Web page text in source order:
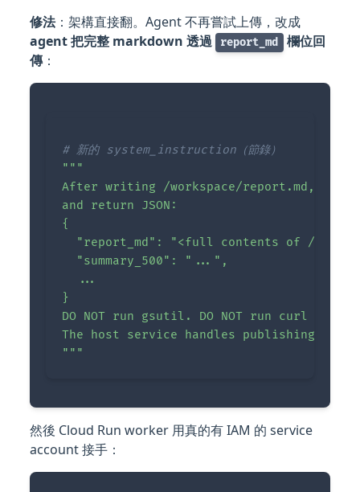
修法：架構直接翻。Agent 不再嘗試上傳，改成
agent 把完整 markdown 透過
report_md 欄位回
傳：
"""
After writing /workspace/report.md, use
and return JSON:
{
"report_md": "<full contents of /
  "summary_500": "...",
  ...
}
DO NOT run gsutil. DO NOT run curl on
The host service handles publishing.
"""
然後 Cloud Run worker 用真的有 IAM 的 service
account 接手：